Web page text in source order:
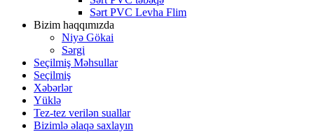
Sərt PVC Levha Flim
Bizim haqqımızda
Niyə Gökai
Sərgi
Seçilmiş Məhsullar
Seçilmiş
Xəbərlər
Yüklə
Tez-tez verilən suallar
Bizimlə əlaqə saxlayın